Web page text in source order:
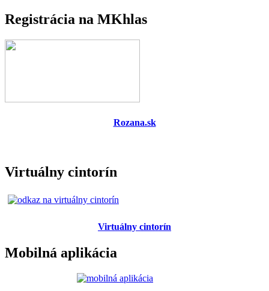
Registrácia na MKhlas
Rozana.sk
Virtuálny cintorín
Virtuálny cintorín
Mobilná aplikácia